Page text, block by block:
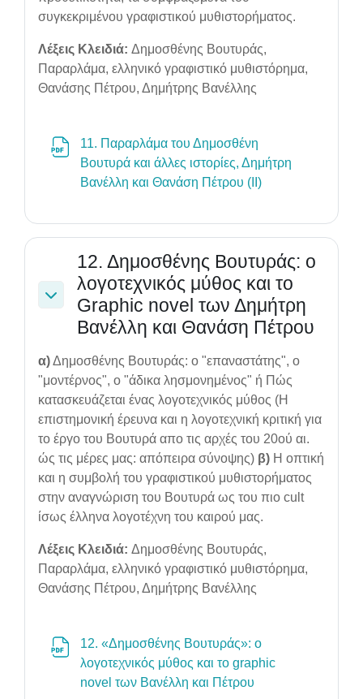
συγκεκριμένου γραφιστικού μυθιστορήματος.
Λέξεις Κλειδιά: Δημοσθένης Βουτυράς,
Παραρλάμα, ελληνικό γραφιστικό μυθιστόρημα,
Θανάσης Πέτρου, Δημήτρης Βανέλλης
11. Παραρλάμα του Δημοσθένη
Βουτυρά και άλλες ιστορίες, Δημήτρη
Βανέλλη και Θανάση Πέτρου (ΙΙ)
Collapse
12. Δημοσθένης Βουτυράς: ο
λογοτεχνικός μύθος και το
Graphic novel των Δημήτρη
Βανέλλη και Θανάση Πέτρου
α)Δημοσθένης Βουτυράς: ο "επαναστάτης", ο
"μοντέρνος", ο "άδικα λησμονημένος" ή Πώς
κατασκευάζεται ένας λογοτεχνικός μύθος (Η
επιστημονική έρευνα και η λογοτεχνική κριτική για
το έργο του Βουτυρά απο τις αρχές του 20ού αι.
ώς τις μέρες μας: απόπειρα σύνοψης) β) Η οπτική
και η συμβολή του γραφιστικού μυθιστορήματος
στην αναγνώριση του Βουτυρά ως του πιο cult
ίσως έλληνα λογοτέχνη του καιρού μας.
Λέξεις Κλειδιά: Δημοσθένης Βουτυράς,
Παραρλάμα, ελληνικό γραφιστικό μυθιστόρημα,
Θανάσης Πέτρου, Δημήτρης Βανέλλης
12. «Δημοσθένης Βουτυράς»: ο
λογοτεχνικός μύθος και το graphic
novel των Βανέλλη και Πέτρου